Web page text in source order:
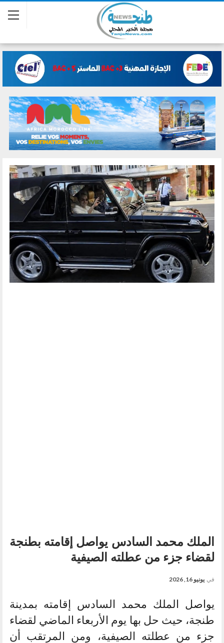
الملك محمد السادس يواصل إقامته بطنجة
لقضاء جزء من عطلته الصيفية
في يونيو 16, 2026
يواصل الملك محمد السادس إقامته بمدينة
طنجة، حيث حل بها يوم الأربعاء الماضي لقضاء
جزء من عطلته الصيفية، ومن المرتقب أن